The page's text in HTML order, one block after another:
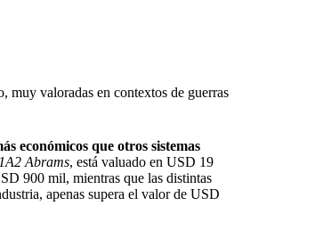
muy valoradas en contextos de guerras
económicos que otros sistemas
Abrams, está valuado en USD 19
900 mil, mientras que las distintas
apenas supera el valor de USD